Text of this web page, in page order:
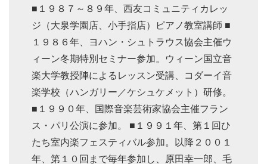
■１９８７～８９年、西友コミュニティカレッ
ジ（大泉学園店、小手指店）ピアノ教室講師 ■
１９８６年、ヨハン・シュトラウス協会主催ウ
ィーン冬期特別セミナー参加。ウィーン国立音
楽大学教授陣によるレッスン受講、コダーイ音
楽学校（ハンガリー／ケシュケメット）研修。
■１９９０年、国際音楽芸術家協会主催フラン
ス・パリ公演に参加。 ■１９９１年、第１回ひ
たち室内楽フェスティバル参加。以降２００１
年、第１０回まで毎年参加し、原田幸一郎、毛